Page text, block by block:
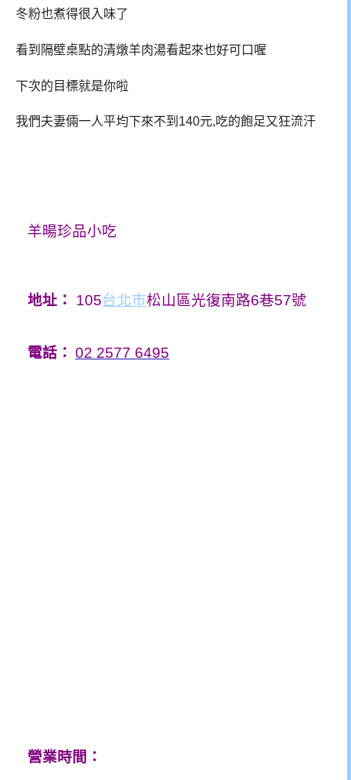
冬粉也煮得很入味了
看到隔壁桌點的清燉羊肉湯看起來也好可口喔
下次的目標就是你啦
我們夫妻倆一人平均下來不到140元,吃的飽足又狂流汗
羊暘珍品小吃
地址： 105台北市松山區光復南路6巷57號
電話： 02 2577 6495
營業時間：